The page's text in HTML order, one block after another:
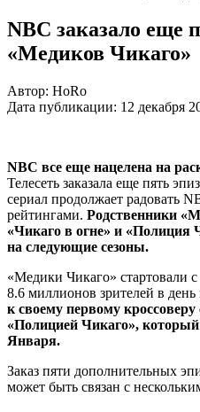
NBC заказало еще
«Медиков Чикаго»
Автор: HoRo
Дата публикации: 12 декабря
NBC все еще нацелена на
Телесеть заказала еще пять
сериал продолжает радовать
рейтингами. Родственники
«Чикаго в огне» и «Полиция
на следующие сезоны.
«Медики Чикаго» стартовали
8.6 миллионов зрителей в
к своему первому
«Полицией Чикаго»,
Января.
Заказ пяти дополнительных
может быть связан с